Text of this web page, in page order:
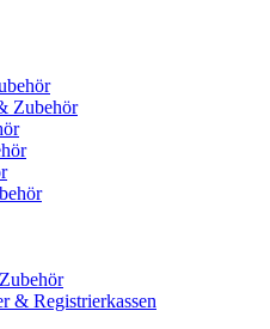
Zubehör
& Registrierkassen